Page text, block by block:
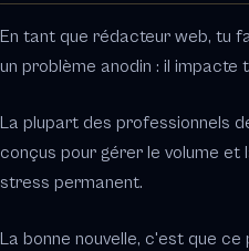
En tant que rédacteur web, tu
un problème anodin : il
La plupart des professionnels
conçus pour gérer le volume et
stress permanent.
La bonne nouvelle, c'est que